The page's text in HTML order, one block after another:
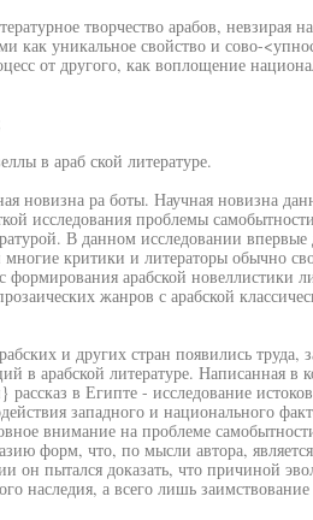
творчество арабов, невзирая
как уникальное свойство и сово-
от другого, как воплощение
в араб ской литературе.
новизна ра боты. Научная новизна
исследования проблемы
В данном исследовании впервые
многие критики и литераторы обычно
формирования арабской новеллистики
жанров с арабской
и других стран появились труда,
в арабской литературе. Написанная в
в Египте - исследование
западного и национального
внимание на проблеме
форм, что, по мысли автора, является
он пытался доказать, что причиной
наследия, а всего лишь